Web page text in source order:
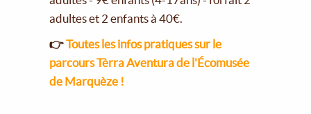
adultes et 2 enfants à 40€.
👉Toutes les infos pratiques sur le
parcours Tèrra Aventura de l'Écomusée
de Marquèze !